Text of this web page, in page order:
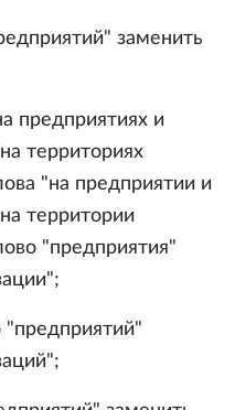
заменить
предприятиях и
территориях
"на предприятии и
территории
"предприятия"
"предприятий"